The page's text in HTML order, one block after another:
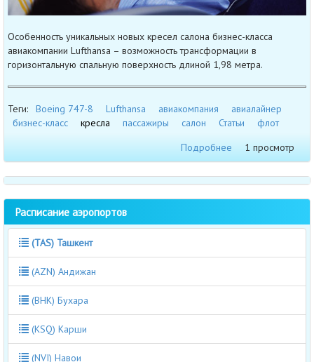
Особенность уникальных новых кресел салона бизнес-класса
авиакомпании Lufthansa – возможность трансформации в
горизонтальную спальную поверхность длиной 1,98 метра.
Теги: Boeing 747-8 Lufthansa авиакомпания
авиалайнер
бизнес-класс
кресла пассажиры салон Статьи
флот
Подробнее
1 просмотр
Расписание аэропортов
(TAS) Ташкент
(AZN) Андижан
(BHK) Бухара
(KSQ) Карши
(NVI) Навои